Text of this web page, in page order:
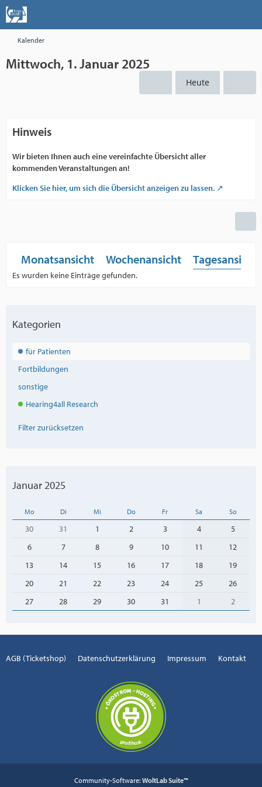
Kalender
Mittwoch, 1. Januar 2025
Heute
Hinweis
Wir bieten Ihnen auch eine vereinfachte Übersicht aller
kommenden Veranstaltungen an!
Klicken Sie hier, um sich die Übersicht anzeigen zu lassen.
Monatsansicht Wochenansicht Tagesansicht
Es wurden keine Einträge gefunden.
Kategorien
für Patienten
Fortbildungen
sonstige
Hearing4all Research
Filter zurücksetzen
Januar 2025
Mo Di Mi Do Fr Sa So
30 31 1 2 3 4
5
6
7 8 9 10 11
12
13
14 15 16 17 18
19
20
21 22 23 24 25
26
27
28 29 30 31 1 2
AGB (Ticketshop) Datenschutzerklärung Impressum Kontakt
Community-Software: WoltLab Suite™